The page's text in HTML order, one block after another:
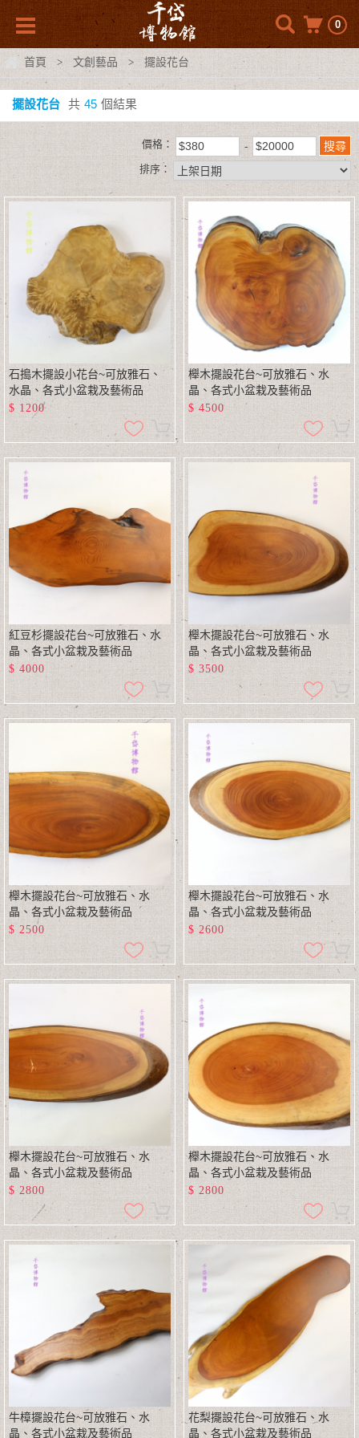
0
首頁 > 文創藝品 > 擺設花台
擺設花台 共 45 個結果
價格：
排序：
石搗木擺設小花台~可放雅石、
水晶、各式小盆栽及藝術品
$ 1200
櫸木擺設花台~可放雅石、水
晶、各式小盆栽及藝術品
$ 4500
紅豆杉擺設花台~可放雅石、水
晶、各式小盆栽及藝術品
$ 4000
櫸木擺設花台~可放雅石、水
晶、各式小盆栽及藝術品
$ 3500
櫸木擺設花台~可放雅石、水
晶、各式小盆栽及藝術品
$ 2500
櫸木擺設花台~可放雅石、水
晶、各式小盆栽及藝術品
$ 2600
櫸木擺設花台~可放雅石、水
晶、各式小盆栽及藝術品
$ 2800
櫸木擺設花台~可放雅石、水
晶、各式小盆栽及藝術品
$ 2800
牛樟擺設花台~可放雅石、水
晶、各式小盆栽及藝術品
花梨擺設花台~可放雅石、水
晶、各式小盆栽及藝術品